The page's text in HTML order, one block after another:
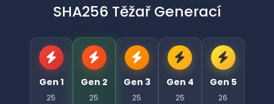
SHA256 Těžař Generací
Gen 1
25
Gen 2
25
Gen 3
25
Gen 4
25
Gen 5
26